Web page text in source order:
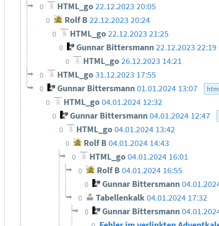
0 HTML_go22.12.2023 20:05
0 Rolf B22.12.2023 20:24
0 HTML_go22.12.2023 21:25
0 Gunnar Bittersmann22.12.2023 22:19
0 HTML_go 26.12.2023 14:21
0 HTML_go31.12.2023 17:55
0 Gunnar Bittersmann01.01.2024 13:07
0 HTML_go04.01.2024 12:32
0 Gunnar Bittersmann04.01.2024 12:47
0 HTML_go04.01.2024 13:42
0 Rolf B04.01.2024 14:43
0 HTML_go04.01.2024 16:01
0 Rolf B04.01.2024 16:55
0 Gunnar Bittersmann
0 Tabellenkalk04.01.2024 17:32
0 Gunnar Bittersmann